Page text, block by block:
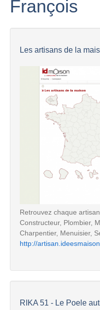
François
Les artisans de la
Retrouvez chaque
Constructeur, Plombier,
Charpentier, Menuisier,
http://
RIKA 51 - Le Poele